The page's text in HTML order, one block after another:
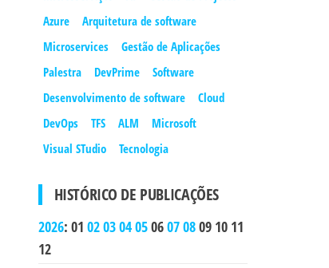
Azure
Arquitetura de software
Microservices
Gestão de Aplicações
Palestra
DevPrime
Software
Desenvolvimento de software
Cloud
DevOps
TFS ALM
Microsoft
Visual STudio
Tecnologia
HISTÓRICO DE PUBLICAÇÕES
2026: 01 0203040506070809 10 11
12